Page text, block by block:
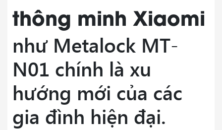
thông minh Xiaomi
như Metalock MT-
N01 chính là xu
hướng mới của các
gia đình hiện đại.